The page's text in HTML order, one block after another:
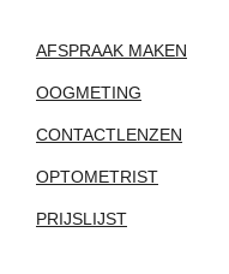
AFSPRAAK MAKEN
OOGMETING
CONTACTLENZEN
OPTOMETRIST
PRIJSLIJST